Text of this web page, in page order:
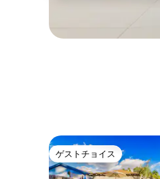
ゲストチョイス
ゲストチョイス